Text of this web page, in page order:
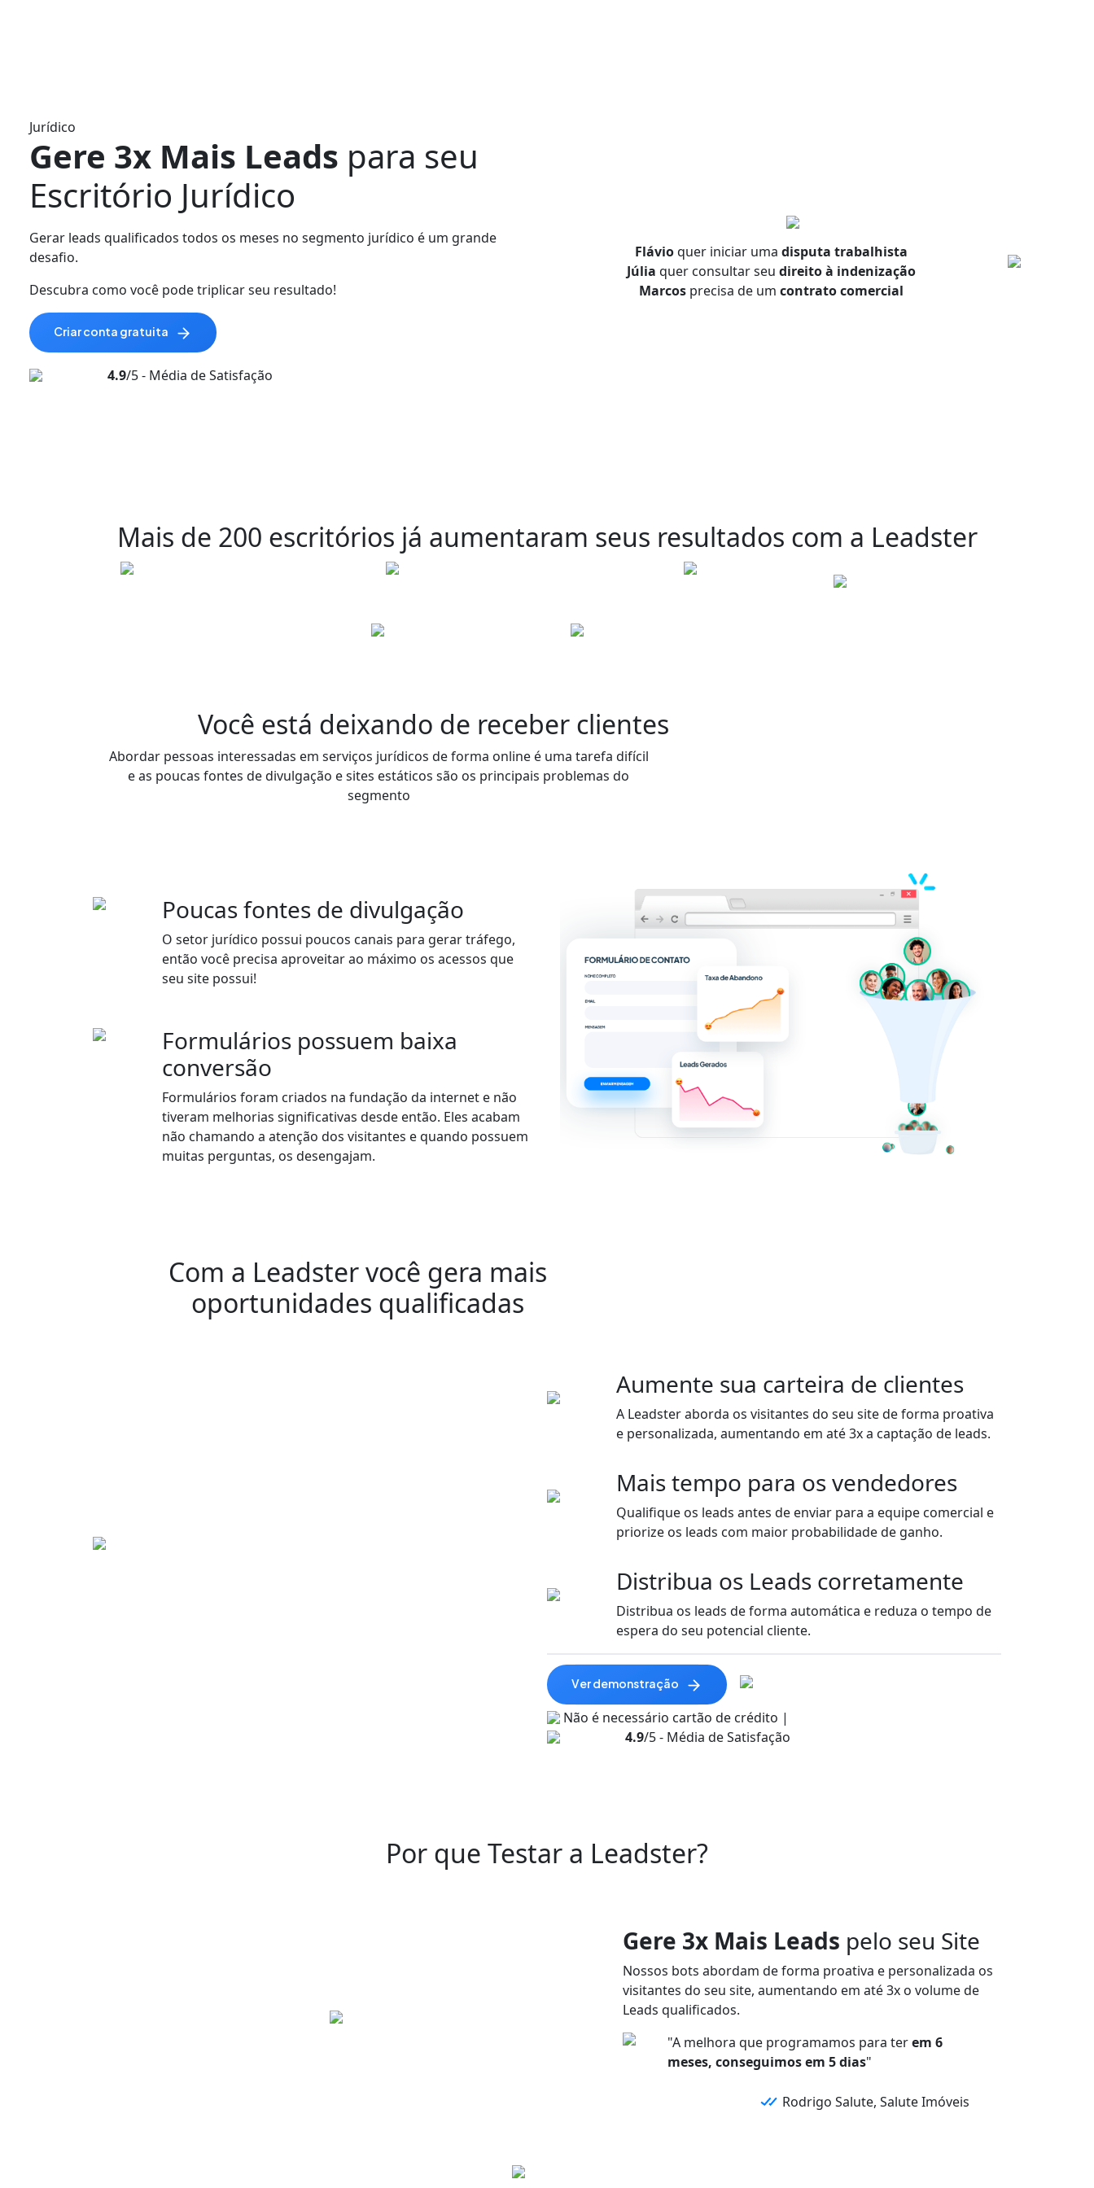
Jurídico
Gere 3x Mais Leads para seu
Escritório Jurídico
Gerar leads qualificados todos os meses no segmento jurídico é um grande
desafio.
Descubra como você pode triplicar seu resultado!
criar conta gratuita
4.9/5 - Média de Satisfação
Flávioquer iniciar uma disputa trabalhista
Júlia quer consultar seu direito à indenização
Marcosprecisa de um contrato comercial
Mais de 200 escritórios já aumentaram seus resultados com a Leadster
Você está deixando de receber clientes
Abordar pessoas interessadas em serviços jurídicos de forma online é uma tarefa difícil
e as poucas fontes de divulgação e sites estáticos são os principais problemas do
segmento
Poucas fontes de divulgação
O setor jurídico possui poucos canais para gerar tráfego,
então você precisa aproveitar ao máximo os acessos que
seu site possui!
Formulários possuem baixa
conversão
Formulários foram criados na fundação da internet e não
tiveram melhorias significativas desde então. Eles acabam
não chamando a atenção dos visitantes e quando possuem
muitas perguntas, os desengajam.
Com a Leadster você gera mais
oportunidades qualificadas
Aumente sua carteira de clientes
A Leadster aborda os visitantes do seu site de forma proativa
e personalizada, aumentando em até 3x a captação de leads.
Mais tempo para os vendedores
Qualifique os leads antes de enviar para a equipe comercial e
priorize os leads com maior probabilidade de ganho.
Distribua os Leads corretamente
Distribua os leads de forma automática e reduza o tempo de
espera do seu potencial cliente.
ver demonstração
Não é necessário cartão de crédito |
4.9/5 - Média de Satisfação
Por que Testar a Leadster?
Gere 3x Mais Leads pelo seu Site
Nossos bots abordam de forma proativa e personalizada os
visitantes do seu site, aumentando em até 3x o volume de
Leads qualificados.
"A melhora que programamos para terem 6
meses, conseguimos em 5 dias"
Rodrigo Salute, Salute Imóveis